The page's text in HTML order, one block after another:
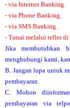
- via Internet Banking.
- via Phone Banking.
- via SMS Banking.
- Tunai melalui teller di
Jika membutuhkan
menghubungi kami,
B. Jangan lupa untuk
pembayaran.
C. Mohon
pembayaran via